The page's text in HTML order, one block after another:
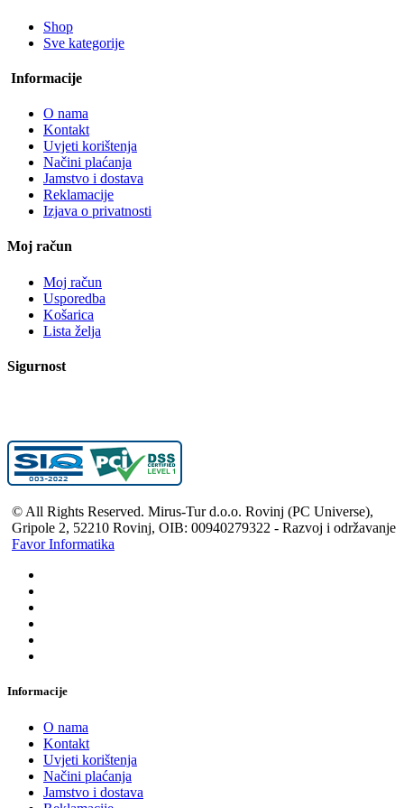
Shop
Sve kategorije
Informacije
O nama
Kontakt
Uvjeti korištenja
Načini plaćanja
Jamstvo i dostava
Reklamacije
Izjava o privatnosti
Moj račun
Moj račun
Usporedba
Košarica
Lista želja
Sigurnost
© All Rights Reserved. Mirus-Tur d.o.o. Rovinj (PC Universe),
Gripole 2, 52210 Rovinj, OIB: 00940279322 - Razvoj i održavanje
Favor Informatika
Informacije
O nama
Kontakt
Uvjeti korištenja
Načini plaćanja
Jamstvo i dostava